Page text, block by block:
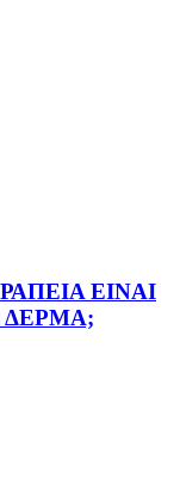
ΕΙΝΑΙ
ΔΕΡΜΑ;